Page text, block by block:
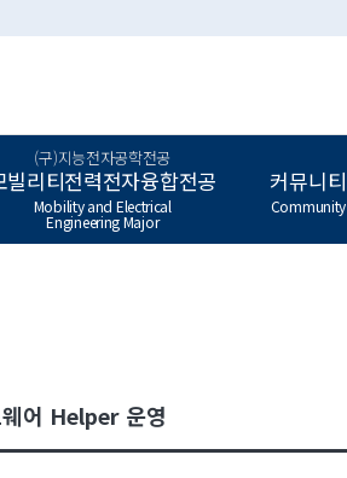
(구)지능전자공학전공
빌리티전력전자융합전공
Mobility and Electrical
Engineering Major
커뮤니티
Community
어 Helper 운영